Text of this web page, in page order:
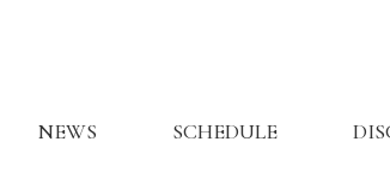
NEWS SCHEDULE